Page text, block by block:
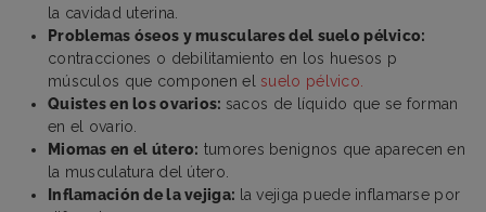
la cavidad uterina.
Problemas óseos y musculares del suelo pélvico:
contracciones o debilitamiento en los huesos p
músculos que componen el suelo pélvico.
Quistes en los ovarios: sacos de líquido que se forman
en el ovario.
Miomas en el útero: tumores benignos que aparecen en
la musculatura del útero.
Inflamación de la vejiga: la vejiga puede inflamarse por